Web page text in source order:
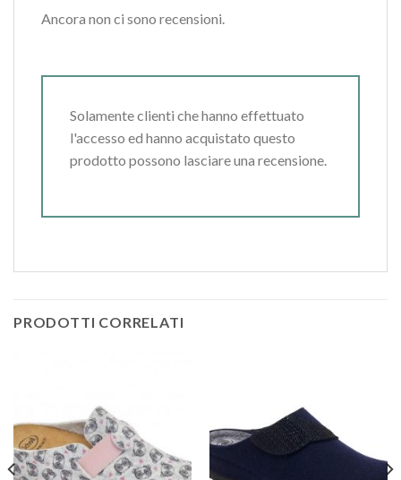
Ancora non ci sono recensioni.
Solamente clienti che hanno effettuato
l'accesso ed hanno acquistato questo
prodotto possono lasciare una recensione.
PRODOTTI CORRELATI